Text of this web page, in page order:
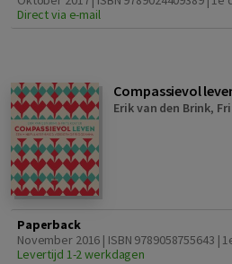
Direct via e-mail
Compassievol
Erik van den Brink,
Paperback
November 2016 | ISBN 9789058755643 |
Levertijd 1-2 werkdagen